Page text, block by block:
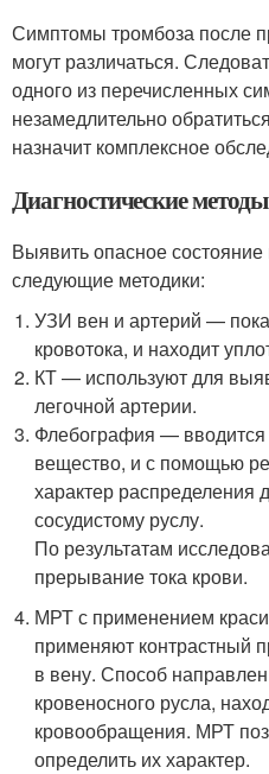
Симптомы тромбоза после
могут различаться.
одного из перечисленных
незамедлительно
назначит комплексное
Диагностические методы
Выявить опасное
следующие методики:
УЗИ вен и артерий —
кровотока, и находит
КТ — используют для
легочной артерии.
Флебография — вводится
вещество, и с помощью
характер распределения
сосудистому руслу.
По результатам
прерывание тока крови.
МРТ с применением
применяют контрастный
в вену. Способ
кровеносного русла,
кровообращения. МРТ
определить их характер.